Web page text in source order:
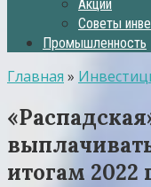
Акции
Советы
Промышленность
Главная »
итогам 2022